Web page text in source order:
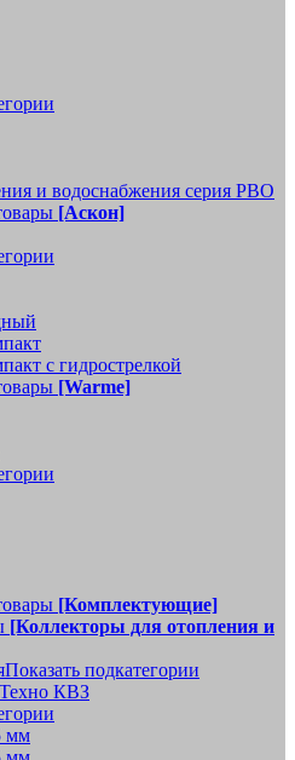
и водоснабжения серия РВО
[Аскон]
с гидрострелкой
[Warme]
[Комплектующие]
[Коллекторы для отопления и
Показать подкатегории
КВЗ
мм